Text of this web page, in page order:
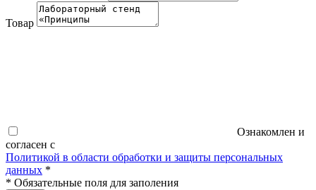
Товар
Ознакомлен и
согласен с
Политикой в области обработки и защиты персональных
данных *
* Обязательные поля для заполения